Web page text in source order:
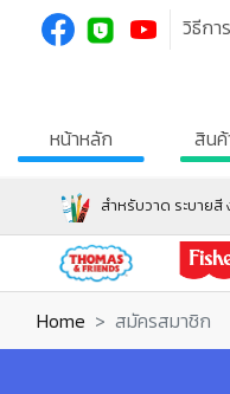
วิธีกา
หน้าหลัก สินค้
สำหรับวาด ระบายสี
Home สมัครสมาชิก